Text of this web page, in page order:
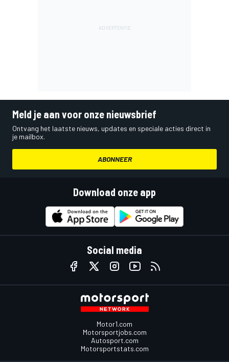
Meld je aan voor onze nieuwsbrief
Ontvang het laatste nieuws, updates en speciale acties direct in
je mailbox.
ABONNEER
Download onze app
Social media
Motor1.com
Motorsportjobs.com
Autosport.com
Motorsportstats.com